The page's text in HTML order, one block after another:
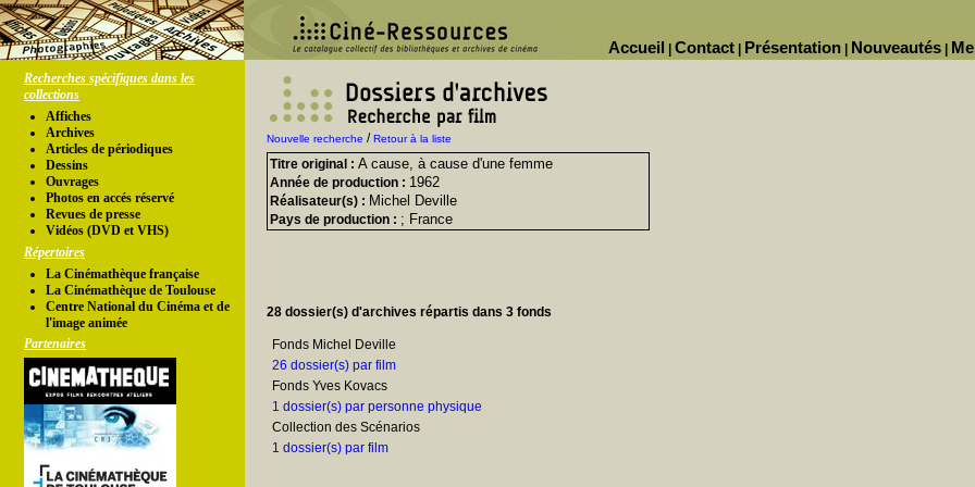
Nouveautés
Présentation
Contact
Accueil
Recherches spécifiques dans les
collections
Affiches
Archives
Articles de périodiques
Dessins
Ouvrages
Photos en accés réservé
Revues de presse
Vidéos (DVD et VHS)
Répertoires
La Cinémathèque française
La Cinémathèque de Toulouse
Centre National du Cinéma et de
l'image animée
Partenaires
Nouvelle recherche /Retour à la liste
Titre original : A cause, à cause d'une femme
Année de production : 1962
Réalisateur(s) : Michel Deville
Pays de production : ; France
28 dossier(s) d'archives répartis dans 3 fonds
Fonds Michel Deville
26 dossier(s) par film
Fonds Yves Kovacs
1 dossier(s) par personne physique
Collection des Scénarios
1 dossier(s) par film